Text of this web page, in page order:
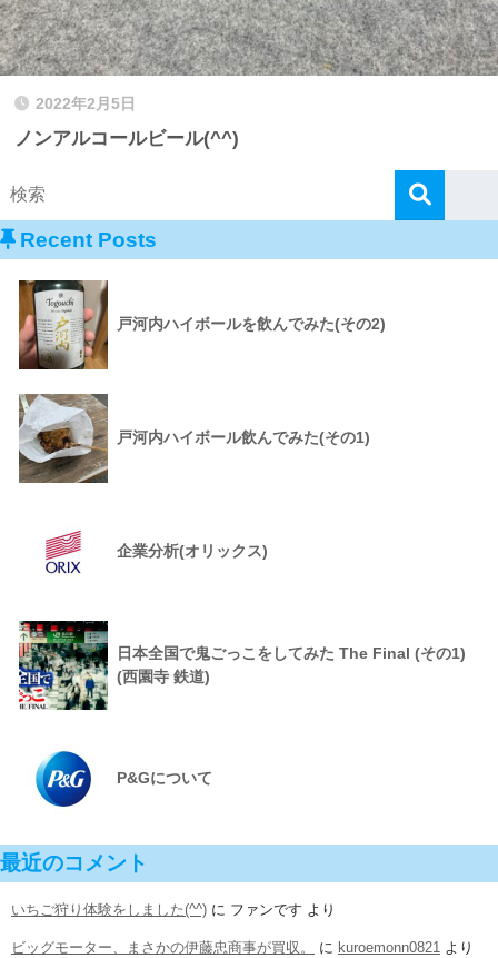
2022年2月5日
ノンアルコールビール(^^)
Recent Posts
戸河内ハイボールを飲んでみた(その2)
戸河内ハイボール飲んでみた(その1)
企業分析(オリックス)
日本全国で鬼ごっこをしてみた The Final (その1)
(西園寺 鉄道)
P&Gについて
最近のコメント
いちご狩り体験をしました(^^) に ファンです より
ビッグモーター、まさかの伊藤忠商事が買収。 に kuroemonn0821 より